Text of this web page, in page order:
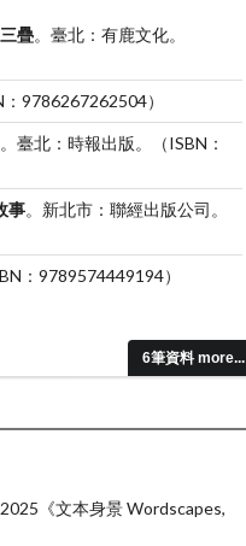
6筆資料 more...
疊。臺北：有鹿文化。
9786267262504）
。臺北：時報出版。（ISBN：
事。新北市：聯經出版公司。
：9789574449194）
《文本身景 Wordscapes,